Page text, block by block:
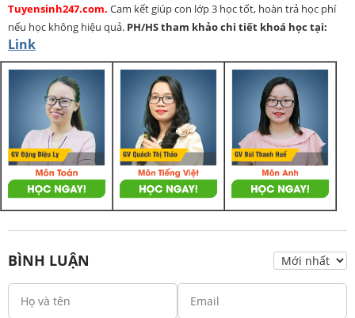
Tuyensinh247.com. Cam kết giúp con lớp 3 học tốt, hoàn trả học phí
nếu học không hiệu quả. PH/HStham khảo chi tiết khoá học tại:
Link
BÌNH LUẬN